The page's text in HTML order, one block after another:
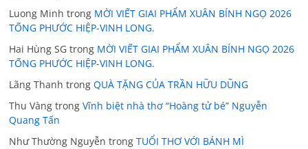
Luong Minh trong MỜI VIẾT GIAI PHẨM XUÂN BÍNH NGỌ 2026
TỐNG PHƯỚC HIỆP-VINH LONG.
Hai Hùng SG trong MỜI VIẾT GIAI PHẨM XUÂN BÍNH NGỌ 2026
TỐNG PHƯỚC HIỆP-VINH LONG.
Lãng Thanh trongQUÀ TẶNG CỦA TRẦN HỮU DŨNG
Thu Vàng trongVĩnh biệt nhà thơ “Hoàng tử bé” Nguyễn
Quang Tấn
Như Thường Nguyễn trongTUỔI THƠ VỚI BÁNH MÌ